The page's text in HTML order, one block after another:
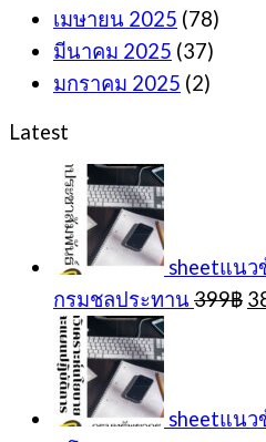
เมษายน 2025 (78)
มีนาคม 2025 (37)
มกราคม 2025 (2)
Latest
sheetแน
กรมชลประทาน 399฿
sheetแนว